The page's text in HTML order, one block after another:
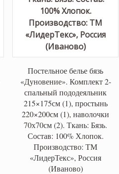
Постельное белье бязь
«Дуновение». Комплект 2-
спальный пододеяльник
215×175см (1), простынь
220×200см (1), наволочки
70х70см (2). Ткань: Бязь.
Состав: 100% Хлопок.
Производство: ТМ
«ЛидерТекс», Россия
(Иваново)